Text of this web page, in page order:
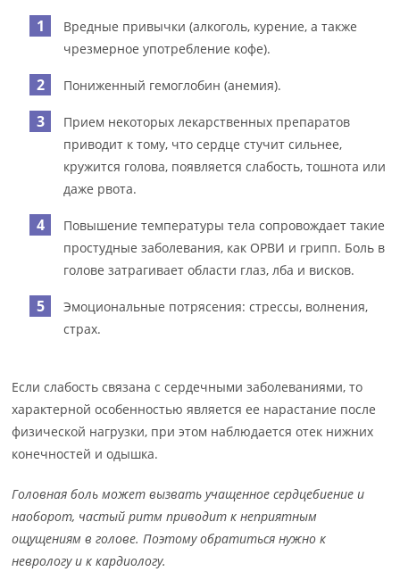
Вредные привычки (алкоголь, курение, а также
чрезмерное употребление кофе).
Пониженный гемоглобин (анемия).
Прием некоторых лекарственных препаратов
приводит к тому, что сердце стучит сильнее,
кружится голова, появляется слабость, тошнота или
даже рвота.
Повышение температуры тела сопровождает такие
простудные заболевания, как ОРВИ и грипп. Боль в
голове затрагивает области глаз, лба и висков.
Эмоциональные потрясения: стрессы, волнения,
страх.
Если слабость связана с сердечными заболеваниями, то
характерной особенностью является ее нарастание после
физической нагрузки, при этом наблюдается отек нижних
конечностей и одышка.
Головная боль может вызвать учащенное сердцебиение и
наоборот, частый ритм приводит к неприятным
ощущениям в голове. Поэтому обратиться нужно к
неврологу и к кардиологу.